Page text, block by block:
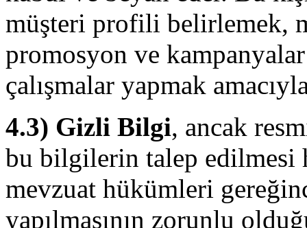
müşteri profili belirlemek,
promosyon ve
çalışmalar yapmak
4.3) Gizli Bilgi, ancak
bu bilgilerin talep edilmesi
mevzuat hükümleri
yapılmasının zorunlu